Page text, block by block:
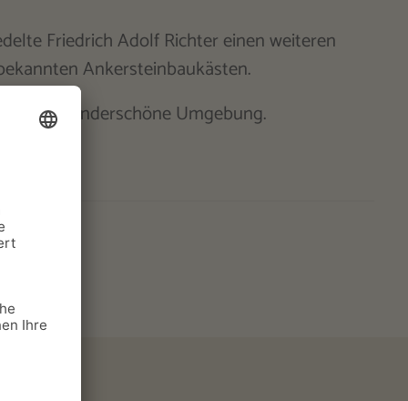
Friedrich Adolf Richter einen weiteren
Ankersteinbaukästen.
eine wunderschöne Umgebung.